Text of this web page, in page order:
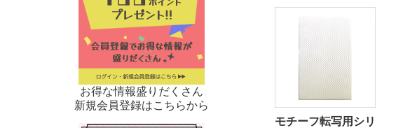
モチーフ転写用シリ
お得な情報盛りだくさん
新規会員登録はこちらから